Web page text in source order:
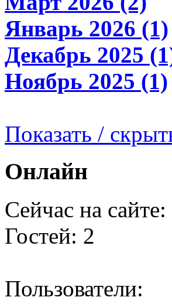
Январь 2026 (1)
Декабрь 2025
Ноябрь 2025 (1)
Показать /
Онлайн
Сейчас на сайте:
Гостей: 2
Пользователи: